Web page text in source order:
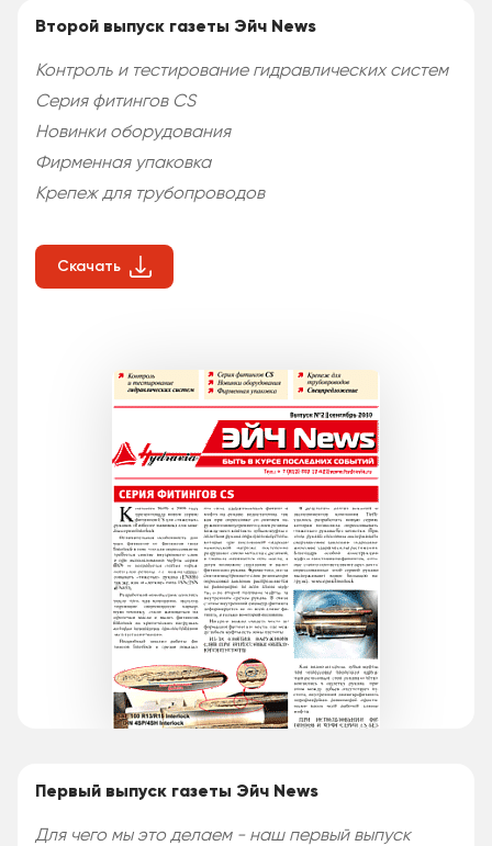
Второй выпуск газеты Эйч News
Контроль и тестирование гидравлических систем
Серия фитингов СS
Новинки оборудования
Фирменная упаковка
Крепеж для трубопроводов
Скачать
Первый выпуск газеты Эйч News
Для чего мы это делаем - наш первый выпуск